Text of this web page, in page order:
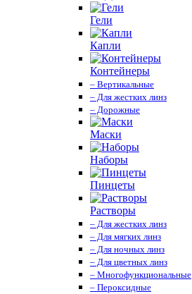
Гели
Капли
Контейнеры
– Вертикальные
– Для жестких линз
– Дорожные
Маски
Наборы
Пинцеты
Растворы
– Для жестких линз
– Для мягких линз
– Для ночных линз
– Для цветных линз
– Многофункциональные
– Пероксидные